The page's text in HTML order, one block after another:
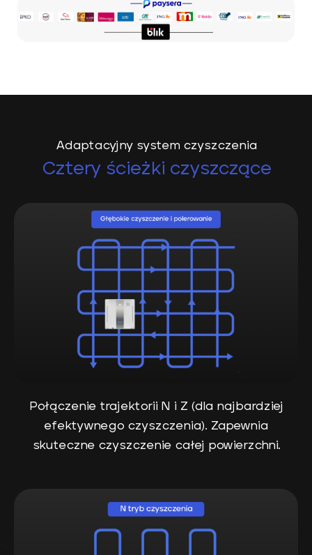
Adaptacyjny system czyszczenia
Cztery ścieżki czyszczące
Połączenie trajektorii N i Z (dla najbardziej
efektywnego czyszczenia). Zapewnia
skuteczne czyszczenie całej powierzchni.